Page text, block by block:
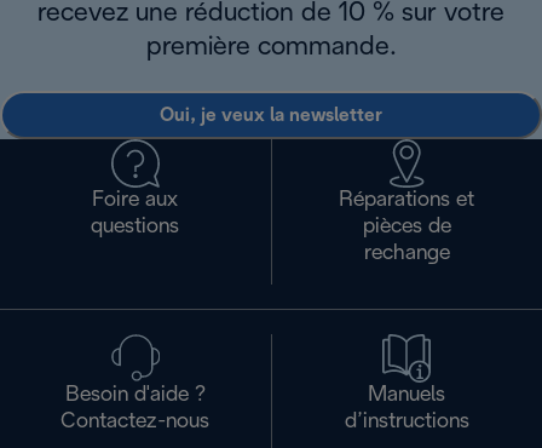
recevez une réduction de 10 % sur votre
première commande.
Oui, je veux la newsletter
Foire aux
questions
Réparations et
pièces de
rechange
Besoin d'aide ?
Contactez-nous
Manuels
d’instructions